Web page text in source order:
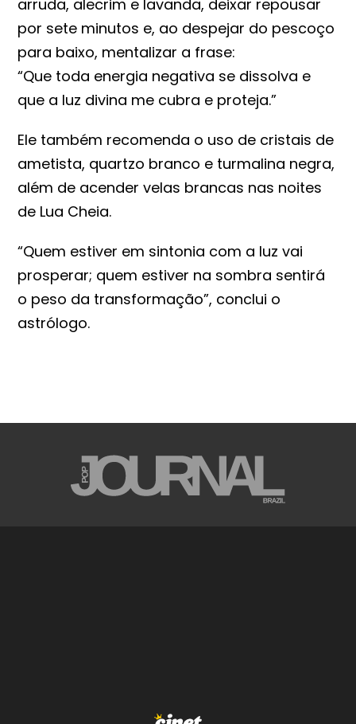
arruda, alecrim e lavanda, deixar repousar
por sete minutos e, ao despejar do pescoço
para baixo, mentalizar a frase:
“Que toda energia negativa se dissolva e
que a luz divina me cubra e proteja.”
Ele também recomenda o uso de cristais de
ametista, quartzo branco e turmalina negra,
além de acender velas brancas nas noites
de Lua Cheia.
“Quem estiver em sintonia com a luz vai
prosperar; quem estiver na sombra sentirá
o peso da transformação”, conclui o
astrólogo.